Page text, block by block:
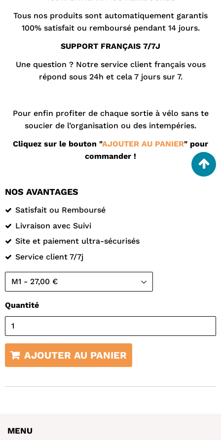
Tous nos produits sont automatiquement garantis
100% satisfait ou remboursé pendant 14 jours.
SUPPORT FRANÇAIS 7/7J
Une question ? Notre service client français vous
répond sous 24h et cela 7 jours sur 7.
Pour enfin profiter de chaque sortie à vélo sans te
soucier de l’organisation ou des intempéries.
Cliquez sur le bouton "AJOUTER AU PANIER" pour
commander !
NOS AVANTAGES
Satisfait ou Remboursé
Livraison avec Suivi
Site et paiement ultra-sécurisés
Service client 7/7j
Quantité
AJOUTER AU PANIER
MENU